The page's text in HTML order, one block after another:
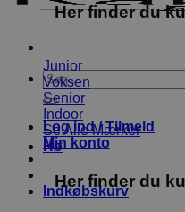
Søg
efter:
Log ind / Tilmeld
Min konto
Indkøbskurv
Her finder du
Junior
Voksen
Senior
Indoor
Se Alle Mærker
Hø
Her finder du